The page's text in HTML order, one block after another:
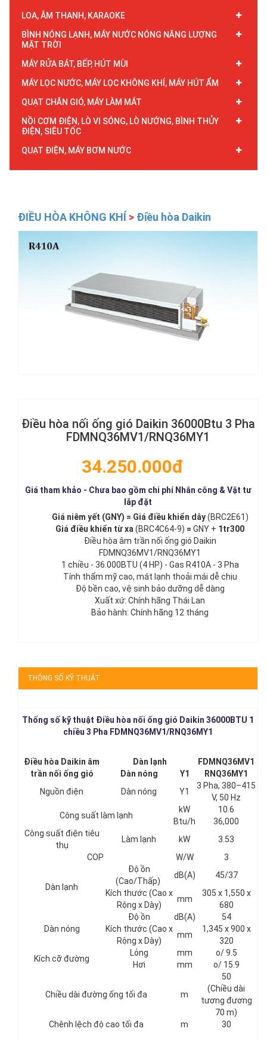
LOA, ÂM THANH, KARAOKE
BÌNH NÓNG LẠNH, MÁY NƯỚC NÓNG NĂNG LƯỢNG
MẶT TRỜI
MÁY RỬA BÁT, BẾP, HÚT MÙI
MÁY LỌC NƯỚC, MÁY LỌC KHÔNG KHÍ, MÁY HÚT ẨM
QUẠT CHẮN GIÓ, MÁY LÀM MÁT
NỒI CƠM ĐIỆN, LÒ VI SÓNG, LÒ NƯỚNG, BÌNH THỦY
ĐIỆN, SIÊU TỐC
QUẠT ĐIỆN, MÁY BƠM NƯỚC
ĐIỀU HÒA KHÔNG KHÍ > Điều hòa Daikin
Điều hòa nối ống gió Daikin 36000Btu 3 Pha
FDMNQ36MV1/RNQ36MY1
34.250.000đ
Giá tham khảo - Chưa bao gồm chi phí Nhân công & Vật tư
lắp đặt
Giá niêm yết (GNY) = Giá điều khiển dây(BRC2E61)
Giá điều khiển từ xa(BRC4C64-9) = GNY + 1tr300
Điều hòa âm trần nối ống gió Daikin
FDMNQ36MV1/RNQ36MY1
1 chiều - 36.000BTU (4 HP) - Gas R410A - 3 Pha
Tính thẩm mỹ cao, mát lạnh thoải mái dễ chịu
Độ bền cao, vệ sinh bảo dưỡng dễ dàng
Xuất xứ: Chính hãng Thái Lan
Bảo hành: Chính hãng 12 tháng
THÔNG SỐ KỸ THUẬT
Thống số kỹ thuật Điều hòa nối ống gió Daikin 36000BTU 1
chiều 3 Pha FDMNQ36MV1/RNQ36MY1
Điều hòa Daikin âm
trần nối ống gió
Dàn lạnh
FDMNQ36MV1
Dàn nóng
Y1
RNQ36MY1
Nguồn điện
Dàn nóng Y1
3 Pha, 380–415
V, 50 Hz
Công suất làm lạnh
kW
10.6
Btu/h
36,000
Công suất điện tiêu
thụ
Làm lạnh kW
3.53
COP
W/W 3
Dàn lạnh
Độ ồn
(Cao/Thấp)
dB(A)
45/37
Kích thước (Cao x
Rộng x Dày)
mm
305 x 1,550 x
680
Dàn nóng
Độ ồn dB(A)
54
Kích thước (Cao x
Rộng x Dày)
mm
1,345 x 900 x
320
Kích cỡ đường
Lỏng mm
o/ 9.5
Hơi
mm o/ 15.9
Chiều dài đường ống tối đa m
50
(Chiều dài
tương đương
70 m)
Chênh lệch độ cao tối đa
m 30